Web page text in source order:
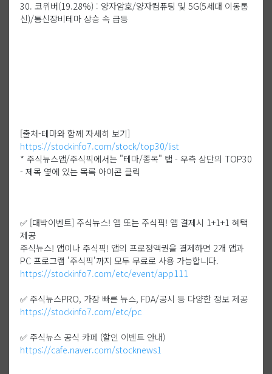
30. 코위버(19.28%) : 양자암호/양자컴퓨팅 및 5G(5세대 이동통
신)/통신장비테마 상승 속 급등
[출처-테마와 함께 자세히 보기]
https://stockinfo7.com/stock/top30/list
* 주식뉴스앱/주식픽에서는 "테마/종목" 탭 - 우측 상단의 TOP30
- 제목 옆에 있는 목록 아이콘 클릭
✅ [대박이벤트] 주식뉴스! 앱 또는 주식픽! 앱 결제시 1+1+1 혜택
제공
주식뉴스! 앱이나 주식픽! 앱의 프로정액권을 결제하면 2개 앱과
PC 프로그램 '주식픽'까지 모두 무료로 사용 가능합니다.
https://stockinfo7.com/etc/event/app111
✅ 주식뉴스PRO, 가장 빠른 뉴스, FDA/공시 등 다양한 정보 제공
https://stockinfo7.com/etc/pc
✅ 주식뉴스 공식 카페 (할인 이벤트 안내)
https://cafe.naver.com/stocknews1